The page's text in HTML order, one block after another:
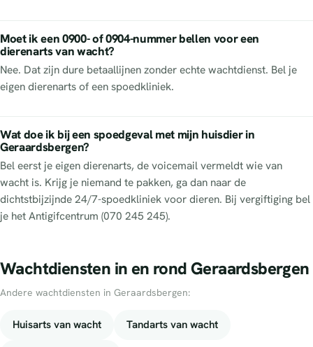
Moet ik een 0900- of 0904-nummer bellen voor een
dierenarts van wacht?
Nee. Dat zijn dure betaallijnen zonder echte wachtdienst. Bel je
eigen dierenarts of een spoedkliniek.
Wat doe ik bij een spoedgeval met mijn huisdier in
Geraardsbergen?
Bel eerst je eigen dierenarts, de voicemail vermeldt wie van
wacht is. Krijg je niemand te pakken, ga dan naar de
dichtstbijzijnde 24/7-spoedkliniek voor dieren. Bij vergiftiging bel
je het Antigifcentrum (070 245 245).
Wachtdiensten in en rond Geraardsbergen
Andere wachtdiensten in Geraardsbergen:
Huisarts van wacht Tandarts van wacht